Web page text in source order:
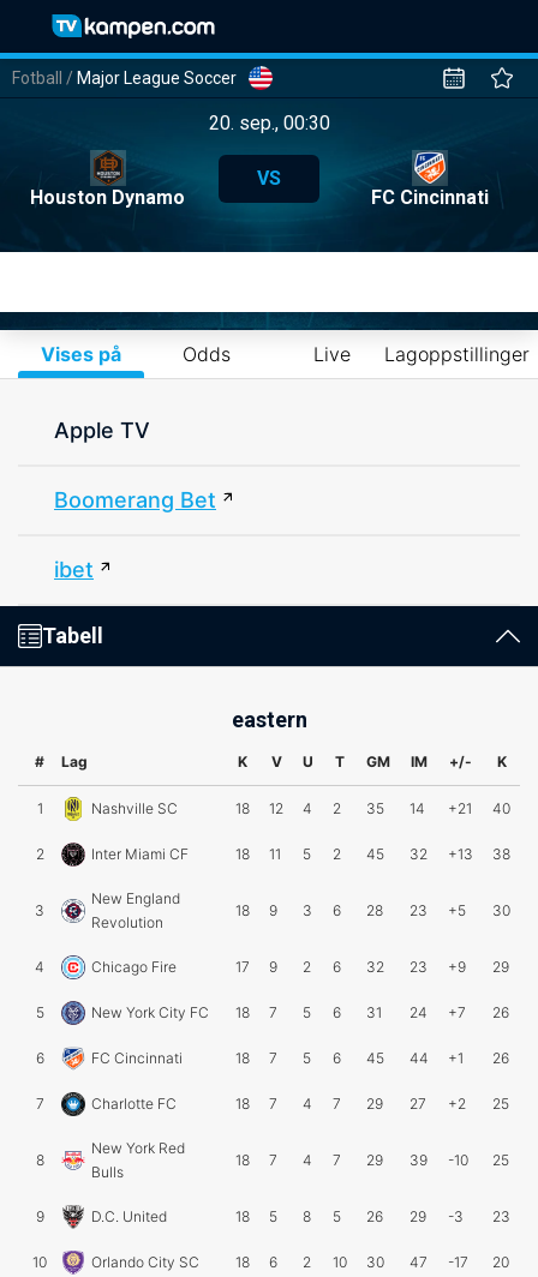
Fotball / Major League Soccer
20. sep., 00:30
Houston Dynamo
VS
FC Cincinnati
Vises på Odds Live Lagoppstillinger
Apple TV
Boomerang Bet
ibet
Tabell
eastern
# Lag K V U T GM IM +/- K
1 Nashville SC 18 12 4 2 35 14 +21 40
2 Inter Miami CF 18 11 5 2 45 32 +13 38
3
New England
Revolution
18 9 3 6 28 23 +5 30
4 Chicago Fire 17 9 2 6 32 23 +9 29
5 New York City FC 18 7 5 6 31 24 +7 26
6 FC Cincinnati 18 7 5 6 45 44 +1 26
7 Charlotte FC 18 7 4 7 29 27 +2 25
8
New York Red
Bulls
18 7 4 7 29 39 -10 25
9 D.C. United 18 5 8 5 26 29 -3 23
10 Orlando City SC 18 6 2 10 30 47 -17 20